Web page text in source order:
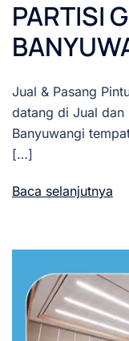
PARTISI
Jual & Pasang
datang di Jual dan
Banyuwangi
[…]
Baca selanjutnya